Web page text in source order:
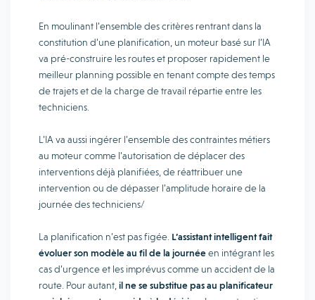
En moulinant l’ensemble des critères rentrant dans la
constitution d’une planification, un moteur basé sur l’IA
va pré-construire les routes et proposer rapidement le
meilleur planning possible en tenant compte des temps
de trajets et de la charge de travail répartie entre les
techniciens.
L’IA va aussi ingérer l’ensemble des contraintes métiers
au moteur comme l’autorisation de déplacer des
interventions déjà planifiées, de réattribuer une
intervention ou de dépasser l’amplitude horaire de la
journée des techniciens/
La planification n’est pas figée. L’assistant intelligent fait
évoluer son modèle au fil de la journéeen intégrant les
cas d’urgence et les imprévus comme un accident de la
route. Pour autant, il ne se substitue pas au planificateur